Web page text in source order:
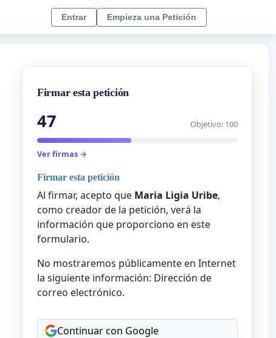
Entrar Empieza una Petición
Firmar esta petición
47 Objetivo: 100
Ver firmas →
Firmar esta petición
Al firmar, acepto que Maria Ligia Uribe,
como creador de la petición, verá la
información que proporciono en este
formulario.
No mostraremos públicamente en Internet
la siguiente información: Dirección de
correo electrónico.
Continuar con Google